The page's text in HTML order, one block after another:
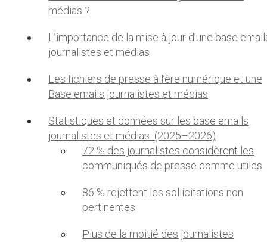
médias ?
L’importance de la mise à jour d’une base
journalistes et médias
Les fichiers de presse à l’ère numérique et une
Base emails journalistes et médias
Statistiques et données sur les base emails
journalistes et médias (2025–2026)
72 % des journalistes considèrent les
communiqués de presse comme utiles
86 % rejettent les sollicitations non
pertinentes
Plus de la moitié des journalistes